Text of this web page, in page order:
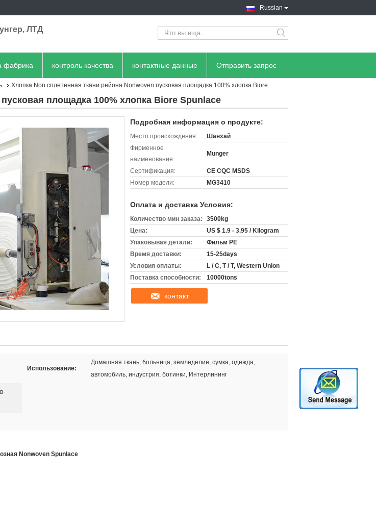
Russian
ЛТД
search
фабрика контроль качества контактные данные Отправить запрос
Хлопка Non сплетенная ткани рейона Nonwoven пусковая площадка 100% хлопка Biore
площадка 100% хлопка Biore Spunlace
Подробная информация о продукте:
Место происхождения:
Шанхай
Фирменное
наименование:
Munger
Сертификация:
CE CQC MSDS
Номер модели:
MG3410
Оплата и доставка Условия:
Количество мин заказа:
3500kg
Цена:
US $ 1.9 - 3.95 / Kilogram
Упаковывая детали:
Фильм PE
Время доставки:
15-25days
Условия оплаты:
L / C, T / T, Western Union
Поставка способности:
10000tons
контакт
Использование:
Домашняя ткань, больница, земледелие, сумка, одежда,
автомобиль, индустрия, ботинки, Интерлининг
Nonwoven Spunlace